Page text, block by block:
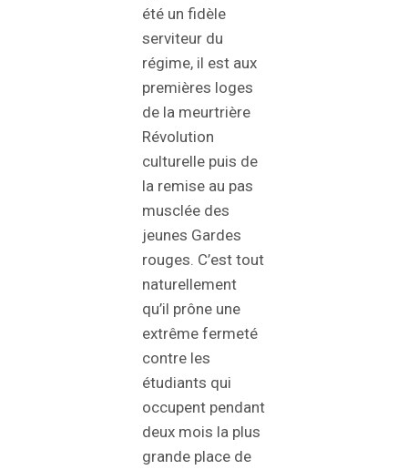
été un fidèle
serviteur du
régime, il est aux
premières loges
de la meurtrière
Révolution
culturelle puis de
la remise au pas
musclée des
jeunes Gardes
rouges. C’est tout
naturellement
qu’il prône une
extrême fermeté
contre les
étudiants qui
occupent pendant
deux mois la plus
grande place de